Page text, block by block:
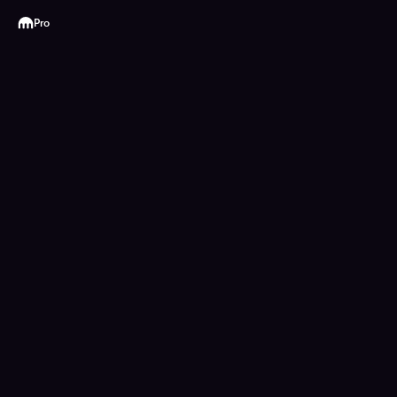
Kraken
Pro